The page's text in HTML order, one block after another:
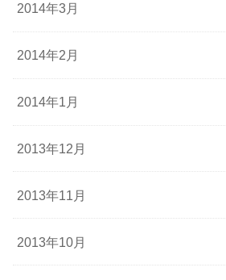
2014年3月
2014年2月
2014年1月
2013年12月
2013年11月
2013年10月